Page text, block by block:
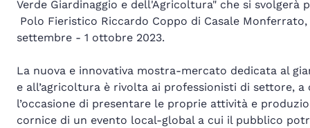
Verde Giardinaggio e dell'Agricoltura" che si svolgerà
Polo Fieristico Riccardo Coppo di Casale
settembre - 1 ottobre 2023.
La nuova e innovativa mostra-mercato dedicata al
e all’agricoltura è rivolta ai professionisti di settore,
l’occasione di presentare le proprie attività e
cornice di un evento local-global a cui il pubblico